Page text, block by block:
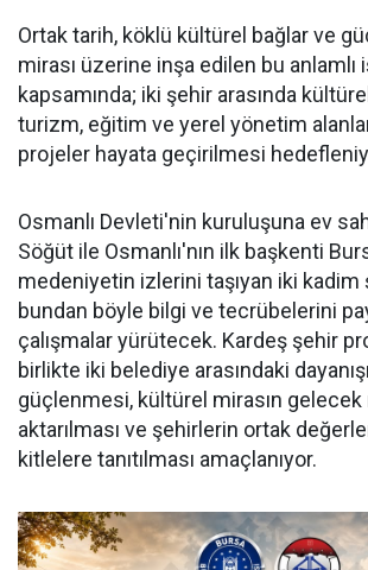
Ortak tarih, köklü kültürel bağlar ve
mirası üzerine inşa edilen bu anlamlı
kapsamında; iki şehir arasında
turizm, eğitim ve yerel yönetim
projeler hayata geçirilmesi
Osmanlı Devleti'nin kuruluşuna ev
Söğüt ile Osmanlı'nın ilk başkenti
medeniyetin izlerini taşıyan iki kadim
bundan böyle bilgi ve tecrübelerini
çalışmalar yürütecek. Kardeş şehir
birlikte iki belediye arasındaki
güçlenmesi, kültürel mirasın
aktarılması ve şehirlerin ortak
kitlelere tanıtılması amaçlanıyor.